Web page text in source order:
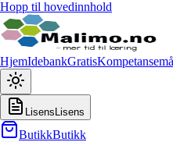
Hopp til hovedinnhold
HjemIdebankGratis
Lisens Lisens
ButikkButikk